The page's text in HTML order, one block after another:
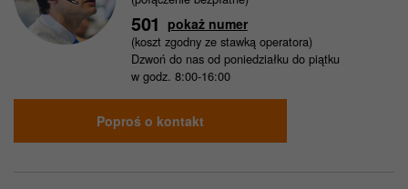
501 pokaż numer
(koszt zgodny ze stawką operatora)
Dzwoń do nas od poniedziałku do piątku
w godz. 8:00-16:00
Poproś o kontakt